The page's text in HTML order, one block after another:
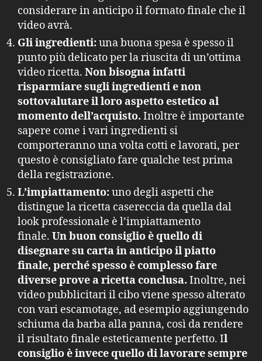
considerare in anticipo il formato finale che il
video avrà.
Gli ingredienti:una buona spesa è spesso il
punto più delicato per la riuscita di un’ottima
video ricetta. Non bisogna infatti
risparmiare sugli ingredienti e non
sottovalutare il loro aspetto estetico al
momento dell’acquisto. Inoltre è importante
sapere come i vari ingredienti si
comporteranno una volta cotti e lavorati, per
questo è consigliato fare qualche test prima
della registrazione.
L’impiattamento:uno degli aspetti che
distingue la ricetta casereccia da quella dal
look professionale è l’impiattamento
finale. Un buon consiglio è quello di
disegnare su carta in anticipo il piatto
finale, perché spesso è complesso fare
diverse prove a ricetta conclusa. Inoltre, nei
video pubblicitari il cibo viene spesso alterato
con vari escamotage, ad esempio aggiungendo
schiuma da barba alla panna, così da rendere
il risultato finale esteticamente perfetto. Il
consiglio è invece quello di lavorare sempre